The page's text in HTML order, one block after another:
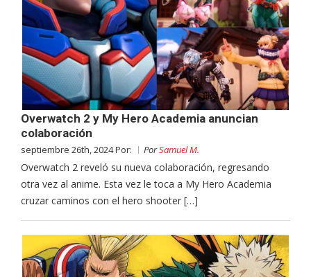
Overwatch 2 y My Hero Academia anuncian
colaboración
septiembre 26th, 2024 Por: PorSamuel M.
Overwatch 2 reveló su nueva colaboración, regresando
otra vez al anime. Esta vez le toca a My Hero Academia
cruzar caminos con el hero shooter […]